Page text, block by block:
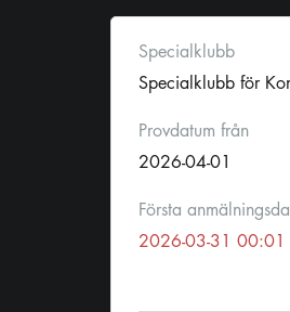
Specialklubb
Specialklubb för
Provdatum från
2026-04-01
Första
2026-03-31 00:01